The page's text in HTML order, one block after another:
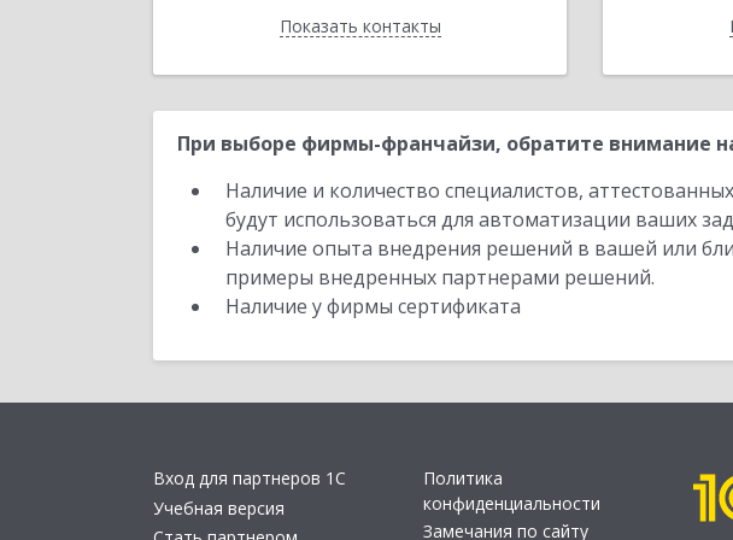
Показать контакты
Назад
При выборе фирмы-франчайзи, обратите внимание
Наличие и количество специалистов,
будут использоваться для автоматизации ваших
Наличие опыта внедрения решений в вашей или
примеры внедренных партнерами решений.
Наличие у фирмы сертификата
Вход для партнеров 1С
Учебная версия
Политика
конфиденциальности
Замечания по сайту